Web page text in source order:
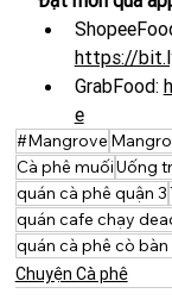
https://
GrabFood:
e
#Mangrove
Cà phê muốiUống
quán cà phê quận 3
quán cafe chạy
quán cà phê cò
Chuyện Cà phê